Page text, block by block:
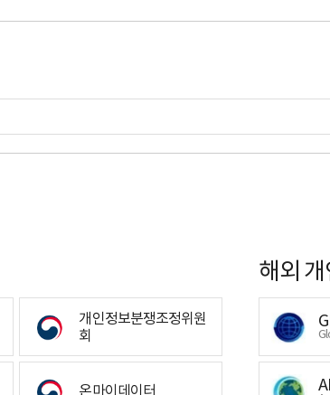
개인정보분쟁조정위원
회
온마이데이터
해외